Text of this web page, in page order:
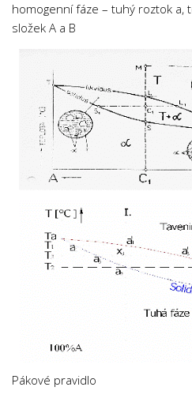
homogenní fáze – tuhý roztok a,
složek A a B
Pákové pravidlo